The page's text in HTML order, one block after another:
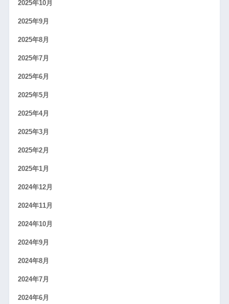
2025年10月
2025年9月
2025年8月
2025年7月
2025年6月
2025年5月
2025年4月
2025年3月
2025年2月
2025年1月
2024年12月
2024年11月
2024年10月
2024年9月
2024年8月
2024年7月
2024年6月